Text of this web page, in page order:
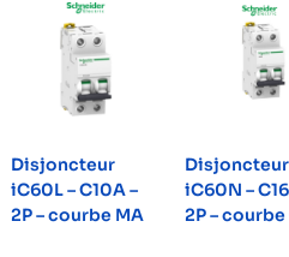
Disjoncteur
iC60L – C10A –
2P – courbe MA
Disjoncteur
iC60N –
2P – courbe